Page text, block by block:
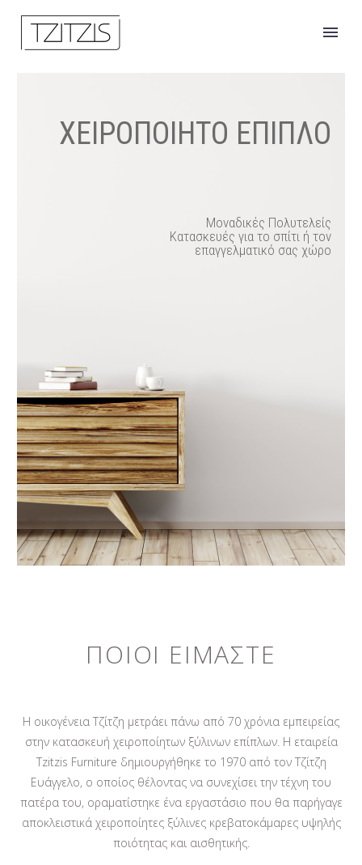
ΧΕΙΡΟΠΟΙΗΤΟ ΕΠΙΠΛΟ
Μοναδικές Πολυτελείς
Κατασκευές για το σπίτι ή τον
επαγγελματικό σας χώρο
ΠΟΙΟΙ ΕΙΜΑΣΤΕ
Η οικογένεια Τζίτζη μετράει πάνω από 70 χρόνια εμπειρείας
στην κατασκευή χειροποίητων ξύλινων επίπλων. Η εταιρεία
Tzitzis Furniture δημιουργήθηκε το 1970 από τον Τζίτζη
Ευάγγελο, ο οποίος θέλοντας να συνεχίσει την τέχνη του
πατέρα του, οραματίστηκε ένα εργαστάσιο που θα παρήγαγε
αποκλειστικά χειροποίητες ξύλινες κρεβατοκάμαρες υψηλής
ποιότητας και αισθητικής.